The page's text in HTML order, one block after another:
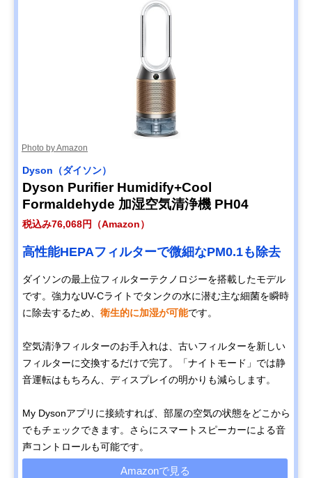
Photo by Amazon
Dyson（ダイソン）
Dyson Purifier Humidify+Cool
Formaldehyde 加湿空気清浄機 PH04
税込み76,068円（Amazon）
高性能HEPAフィルターで微細なPM0.1も除去
ダイソンの最上位フィルターテクノロジーを搭載したモデル
です。強力なUV-Cライトでタンクの水に潜む主な細菌を瞬時
に除去するため、 衛生的に加湿が可能です。
空気清浄フィルターのお手入れは、古いフィルターを新しい
フィルターに交換するだけで完了。「ナイトモード」では静
音運転はもちろん、ディスプレイの明かりも減らします。
My Dysonアプリに接続すれば、部屋の空気の状態をどこから
でもチェックできます。さらにスマートスピーカーによる音
声コントロールも可能です。
Amazonで見る